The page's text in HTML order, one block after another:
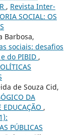
, Revista Inter-
SOCIAL: OS
Barbosa,
sociais: desafios
do PIBID ,
de Souza Cid,
DA
EDUCAÇÃO ,
PÚBLICAS